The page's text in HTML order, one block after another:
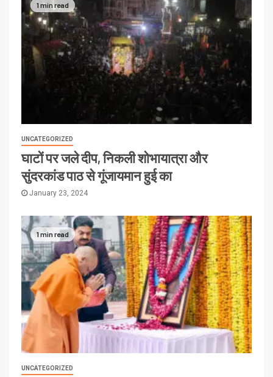
1 min read
UNCATEGORIZED
घाटों पर जले दीप, निकली शोभायात्रा और
सुंदरकांड पाठ से गूंजायमान हुई का
January 23, 2024
1 min read
UNCATEGORIZED